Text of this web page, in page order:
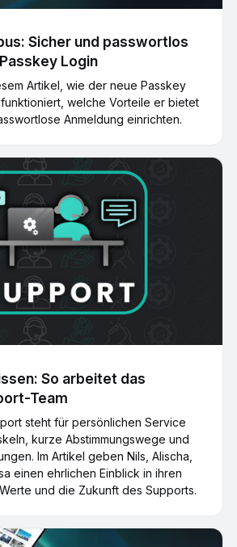
Sicher und passwortlos
Login
Artikel, wie der neue Passkey
welche Vorteile er bietet
Anmeldung einrichten.
So arbeitet das
Team
steht für persönlichen Service
kurze Abstimmungswege und
Im Artikel geben Nils, Alischa,
einen ehrlichen Einblick in ihren
und die Zukunft des Supports.